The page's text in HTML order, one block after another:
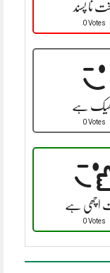
نا پسند
0 Votes
ہے
0 Votes
اچھی ہے
0 Votes